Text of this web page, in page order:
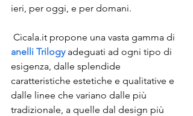
ieri, per oggi, e per domani.
Cicala.it propone una vasta gamma di
anelli Trilogy adeguati ad ogni tipo di
esigenza, dalle splendide
caratteristiche estetiche e qualitative e
dalle linee che variano dalle più
tradizionale, a quelle dal design più